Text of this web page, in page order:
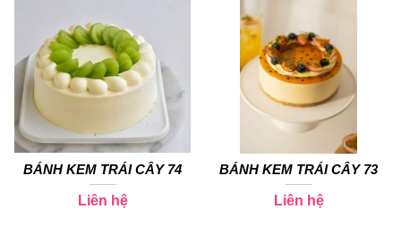
BÁNH KEM TRÁI CÂY 74
Liên hệ
BÁNH KEM TRÁI CÂY 73
Liên hệ